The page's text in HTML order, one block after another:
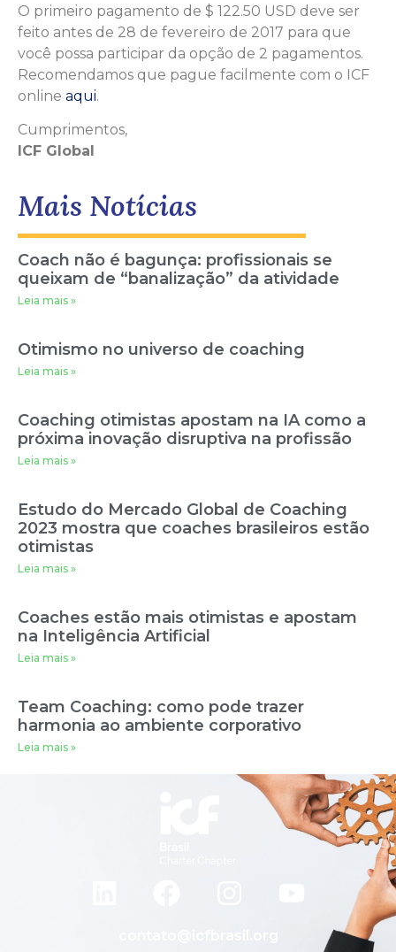
O primeiro pagamento de $ 122.50 USD deve ser
feito antes de 28 de fevereiro de 2017 para que
você possa participar da opção de 2 pagamentos.
Recomendamos que pague facilmente com o ICF
online aqui.
Cumprimentos,
ICF Global
Mais Notícias
Coach não é bagunça: profissionais se
queixam de “banalização” da atividade
Leia mais »
Otimismo no universo de coaching
Leia mais »
Coaching otimistas apostam na IA como a
próxima inovação disruptiva na profissão
Leia mais »
Estudo do Mercado Global de Coaching
2023 mostra que coaches brasileiros estão
otimistas
Leia mais »
Coaches estão mais otimistas e apostam
na Inteligência Artificial
Leia mais »
Team Coaching: como pode trazer
harmonia ao ambiente corporativo
Leia mais »